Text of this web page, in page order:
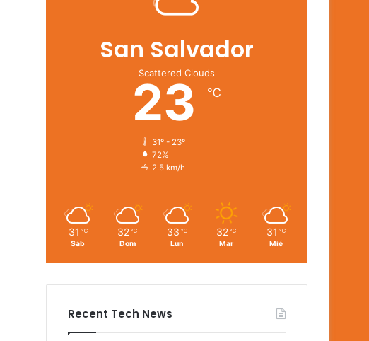
San Salvador
Scattered Clouds
23 ℃
31º - 23º
72%
2.5 km/h
31 ℃
Sáb
32 ℃
Dom
33 ℃
Lun
32 ℃
Mar
31 ℃
Mié
Recent Tech News